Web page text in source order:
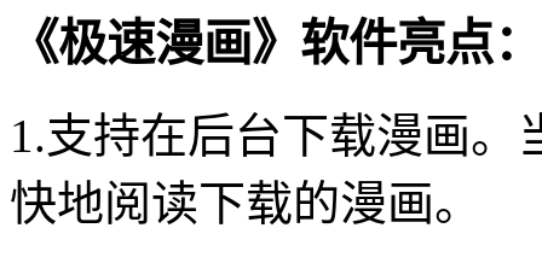
《极速漫画》软件亮点：
1.支持在后台下载漫画
快地阅读下载的漫画。